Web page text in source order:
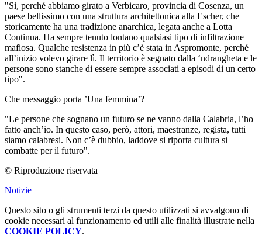
"Sì, perché abbiamo girato a Verbicaro, provincia di Cosenza, un
paese bellissimo con una struttura architettonica alla Escher, che
storicamente ha una tradizione anarchica, legata anche a Lotta
Continua. Ha sempre tenuto lontano qualsiasi tipo di infiltrazione
mafiosa. Qualche resistenza in più c’è stata in Aspromonte, perché
all’inizio volevo girare lì. Il territorio è segnato dalla ‘ndrangheta e le
persone sono stanche di essere sempre associati a episodi di un certo
tipo".
Che messaggio porta ’Una femmina’?
"Le persone che sognano un futuro se ne vanno dalla Calabria, l’ho
fatto anch’io. In questo caso, però, attori, maestranze, regista, tutti
siamo calabresi. Non c’è dubbio, laddove si riporta cultura si
combatte per il futuro".
© Riproduzione riservata
Notizie
Questo sito o gli strumenti terzi da questo utilizzati si avvalgono di
cookie necessari al funzionamento ed utili alle finalità illustrate nella
COOKIE POLICY.